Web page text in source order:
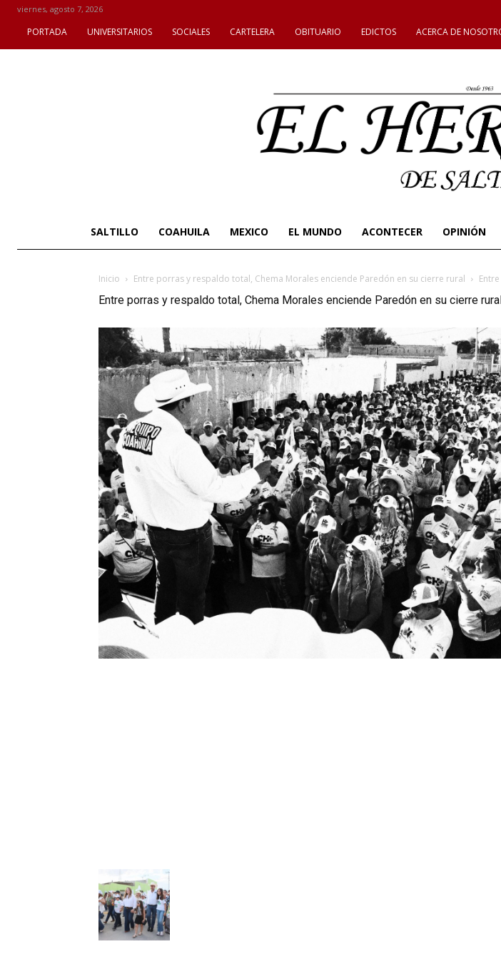
viernes, agosto 7, 2026
PORTADA UNIVERSITARIOS SOCIALES CARTELERA OBITUARIO EDICTOS ACERCA DE
SALTILLO COAHUILA MEXICO EL MUNDO ACONTECER OPINIÓN
Inicio Entre porras y respaldo total, Chema Morales enciende Paredón en su cierre rural
Entre porras y respaldo total, Chema Morales enciende Paredón en su cierre